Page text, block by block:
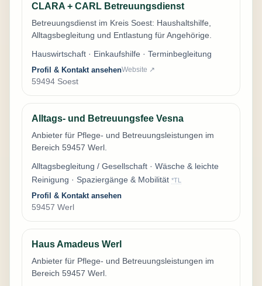
CLARA + CARL Betreuungsdienst
Betreuungsdienst im Kreis Soest: Haushaltshilfe,
Alltagsbegleitung und Entlastung für Angehörige.
Hauswirtschaft · Einkaufshilfe · Terminbegleitung
Profil & Kontakt ansehenWebsite ↗
59494 Soest
Alltags- und Betreuungsfee Vesna
Anbieter für Pflege- und Betreuungsleistungen im
Bereich 59457 Werl.
Alltagsbegleitung / Gesellschaft · Wäsche & leichte
Reinigung · Spaziergänge & Mobilität *TL
Profil & Kontakt ansehen
59457 Werl
Haus Amadeus Werl
Anbieter für Pflege- und Betreuungsleistungen im
Bereich 59457 Werl.